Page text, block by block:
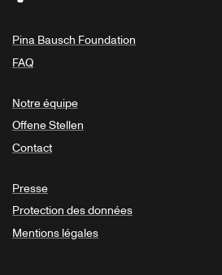
Pina Bausch Foundation
FAQ
Notre équipe
Offene Stellen
Contact
Presse
Protection des données
Mentions légales